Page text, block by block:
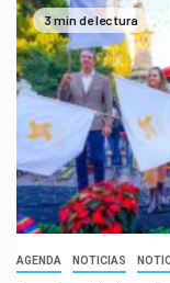
3 min de lectura
AGENDA NOTICIAS